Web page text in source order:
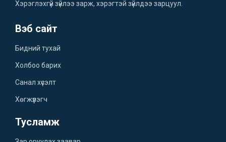
Хэрэглэхгүй зүйлээ зарж, хэрэгтэй зүйлдээ зарцуул.
Вэб сайт
Бидний тухай
Холбоо барих
Санал хүсэлт
Хөгжүүлэгч
Тусламж